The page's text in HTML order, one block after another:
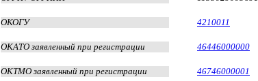
ОКОГУ 4210011
ОКАТО заявленный при регистрации 46446000000
ОКТМО заявленный при регистрации 46746000001